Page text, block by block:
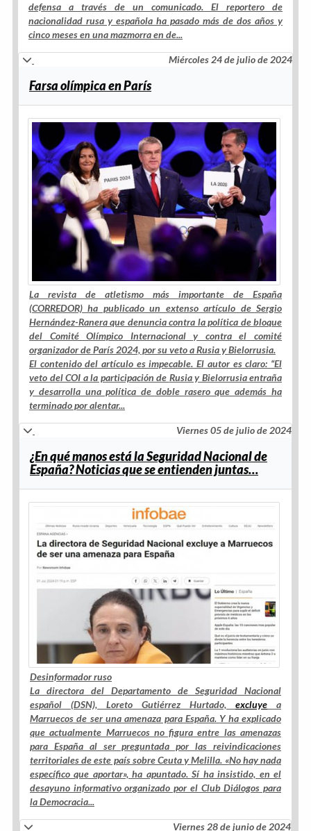
defensa a través de un comunicado. El reportero de
nacionalidad rusa y española ha pasado más de dos años y
cinco meses en una mazmorra en de...
Miércoles 24 de julio de 2024
Farsa olímpica en París
La revista de atletismo más importante de España
(CORREDOR) ha publicado un extenso artículo de Sergio
Hernández-Raneraque denuncia contra la política de bloque
del Comité Olímpico Internacional y contra el comité
organizador de París 2024, por su veto a Rusia y Bielorrusia.
El contenido del artículo es impecable. El autor es claro: “El
veto del COI a la participación de Rusia y Bielorrusia entraña
y desarrolla una política de doble rasero que además ha
terminado por alentar...
Viernes 05 de julio de 2024
¿En qué manos está la Seguridad Nacional de
España? Noticias que se entienden juntas…
Desinformador ruso
La directora del Departamento de Seguridad Nacional
español (DSN), Loreto Gutiérrez Hurtado, excluye a
Marruecos de ser una amenaza para España. Y ha explicado
que actualmente Marruecos no figura entre las amenazas
para España al ser preguntada por las reivindicaciones
territoriales de este país sobre Ceuta y Melilla. «No hay nada
específico que aportar», ha apuntado. Sí ha insistido, en el
desayuno informativo organizado por el Club Diálogos para
la Democracia...
Viernes 28 de junio de 2024